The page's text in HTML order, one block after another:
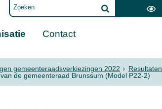
Contact
gemeenteraadsverkiezingen 2022
Resultaten
de gemeenteraad Brunssum (Model P22-2)